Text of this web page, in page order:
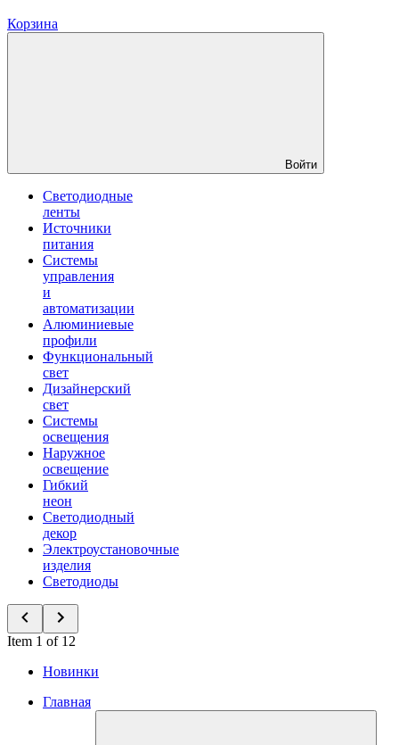
Корзина
Войти
Светодиодные
ленты
Источники
питания
Системы
управления
и
автоматизации
Алюминиевые
профили
Функциональный
свет
Дизайнерский
свет
Системы
освещения
Наружное
освещение
Гибкий
неон
Светодиодный
декор
Электроустановочные
изделия
Светодиоды
Item 1 of 12
Новинки
Главная